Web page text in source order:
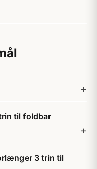
til foldbar
3 trin til